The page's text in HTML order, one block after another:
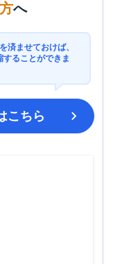
へ
済ませておけば、
ることができま
こちら